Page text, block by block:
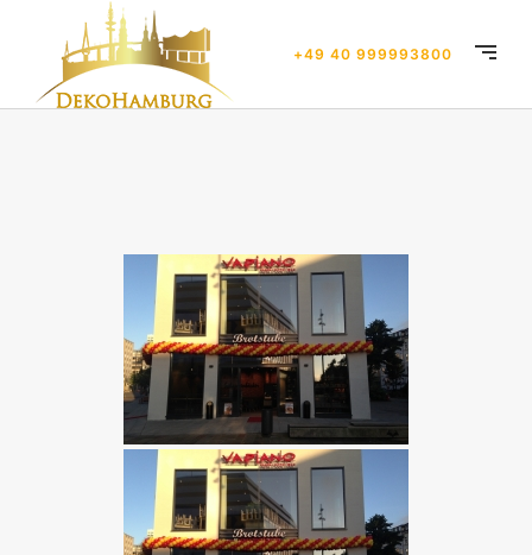
+49 40 999993800